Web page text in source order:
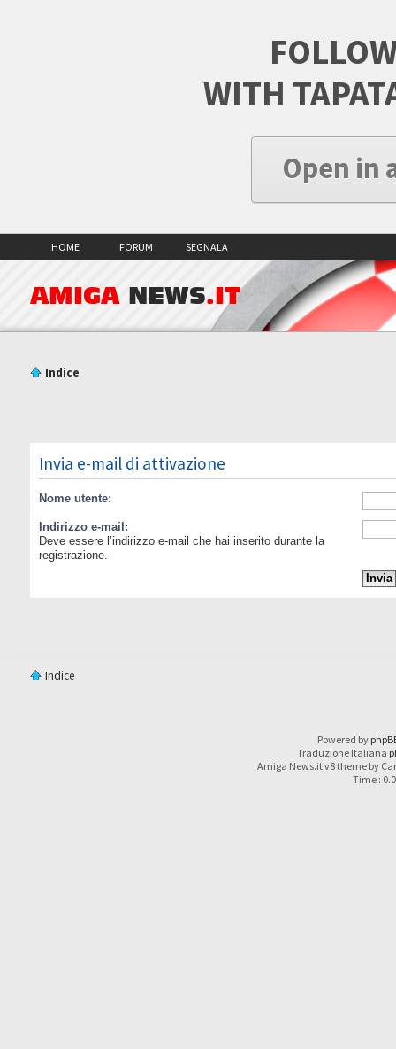
WITH
Open in
HOME FORUM SEGNALA
AMIGA NEWS.IT
Indice
Invia e-mail di attivazione
Nome utente:
Indirizzo e-mail:
Deve essere l’indirizzo e-mail che hai inserito durante la
registrazione.
Indice
Powered by
Traduzione Italiana
Amiga News.it v8 theme by
Time :